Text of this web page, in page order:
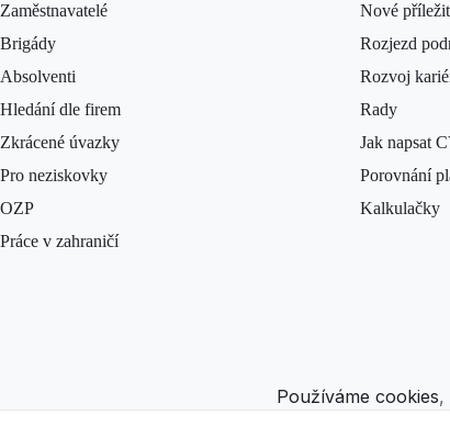
Zaměstnavatelé
Brigády
Absolventi
Hledání dle firem
Zkrácené úvazky
Pro neziskovky
OZP
Práce v zahraničí
Nové
Rozjezd
Rozvoj
Rady
Jak napsat
Porovnání
Kalkulačky
Používáme cookies,